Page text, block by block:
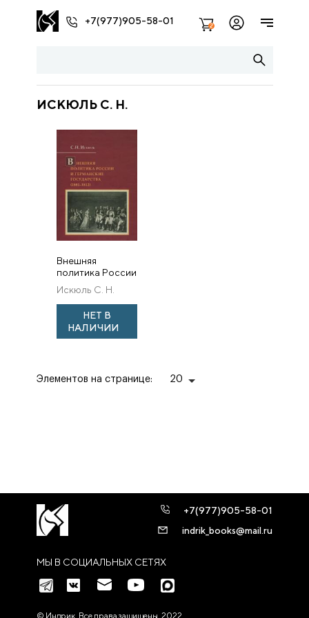
+7(977)905-58-01 2
ИСКЮЛЬ С. Н.
Внешняя
политика России
и германские
государства
(1801-1812)
Искюль С. Н.
НЕТ В
НАЛИЧИИ
Элементов на странице: 20
МЫ В СОЦИАЛЬНЫХ СЕТЯХ
+7(977)905-58-01
indrik_books@mail.ru
© Индрик. Все права защищены, 2022